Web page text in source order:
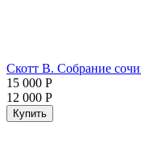
Скотт В. Собрание
15 000 Р
12 000 Р
Купить